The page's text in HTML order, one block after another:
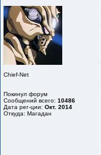
Chief-Net
Покинул форум
Сообщений всего: 10486
Дата рег-ции: Окт. 2014
Откуда: Магадан